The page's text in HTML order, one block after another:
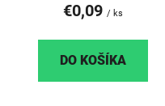
€0,09 / ks
DO KOŠÍKA